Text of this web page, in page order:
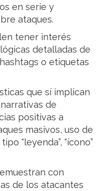
en serie y
ataques.
tener interés
detalladas de
o etiquetas
que sí implican
de
positivas a
masivos, uso de
“leyenda”, “ícono”
con
de los atacantes